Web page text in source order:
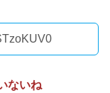
ないね